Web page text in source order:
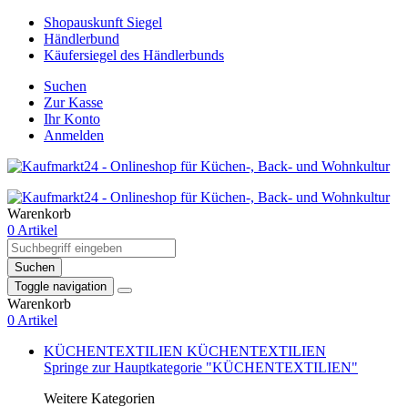
Shopauskunft Siegel
Händlerbund
Käufersiegel des Händlerbunds
Suchen
Zur Kasse
Ihr Konto
Anmelden
Warenkorb
0 Artikel
Suchen
Toggle navigation
Warenkorb
0 Artikel
KÜCHENTEXTILIEN KÜCHENTEXTILIEN
Springe zur Hauptkategorie "KÜCHENTEXTILIEN"
Weitere Kategorien